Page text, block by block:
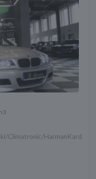
Climatronic/HarmanKard